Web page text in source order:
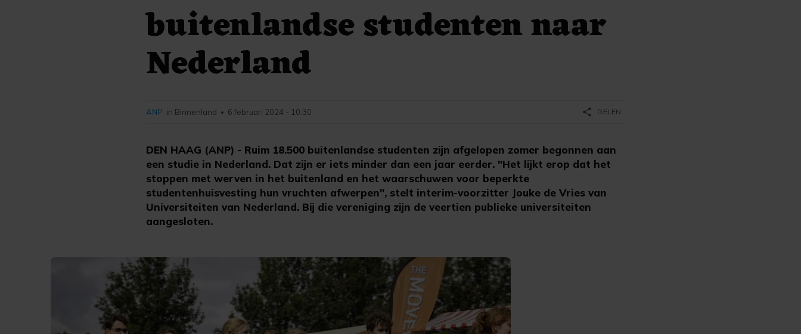
buitenlandse studenten naar
Nederland
DEN HAAG (ANP) - Ruim 18.500 buitenlandse studenten zijn afgelopen zomer begonnen aan
een studie in Nederland. Dat zijn er iets minder dan een jaar eerder. "Het lijkt erop dat het
stoppen met werven in het buitenland en het waarschuwen voor beperkte
studentenhuisvesting hun vruchten afwerpen", stelt interim-voorzitter Jouke de Vries van
Universiteiten van Nederland. Bij die vereniging zijn de veertien publieke universiteiten
aangesloten.
ANP in Binnenland • 6 februari 2024 - 10:30 share DELEN